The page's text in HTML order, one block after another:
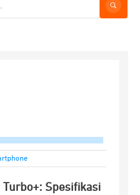
Turbo+: Spesifikasi